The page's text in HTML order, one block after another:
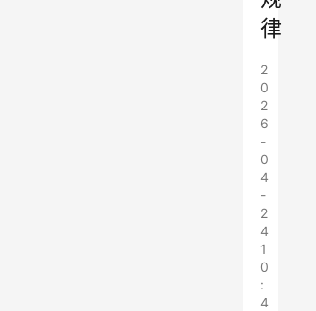
律
2
0
2
6
-
0
4
-
2
4
1
0
:
4